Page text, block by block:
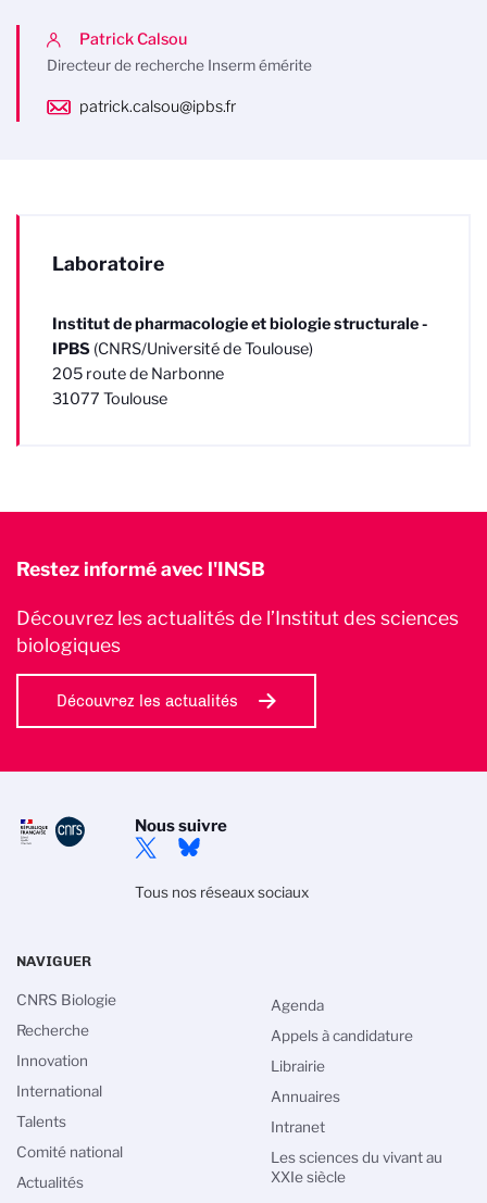
Patrick Calsou
Directeur de recherche Inserm émérite
patrick.calsou@ipbs.fr
Laboratoire
Institut de pharmacologie et biologie structurale -
IPBS (CNRS/Université de Toulouse)
205 route de Narbonne
31077 Toulouse
Restez informé avec l'INSB
Découvrez les actualités de l’Institut des sciences
biologiques
Découvrez les actualités
Nous suivre
Tous nos réseaux sociaux
NAVIGUER
CNRS Biologie
Recherche
Innovation
International
Talents
Comité national
Actualités
Agenda
Appels à candidature
Librairie
Annuaires
Intranet
Les sciences du vivant au
XXIe siècle